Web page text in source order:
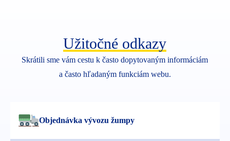
Užitočné odkazy
Skrátili sme vám cestu k často dopytovaným informáciám
a často hľadaným funkciám webu.
Objednávka vývozu žumpy